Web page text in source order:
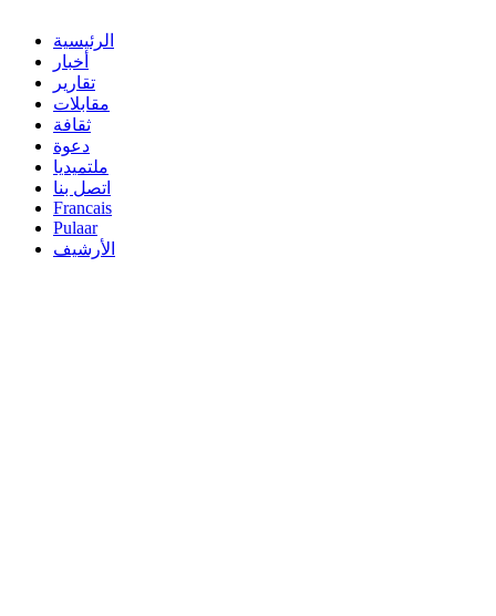
الرئيسية
أخبار
تقارير
مقابلات
ثقافة
دعوة
ملتميديا
اتصل بنا
Francais
Pulaar
الأرشيف